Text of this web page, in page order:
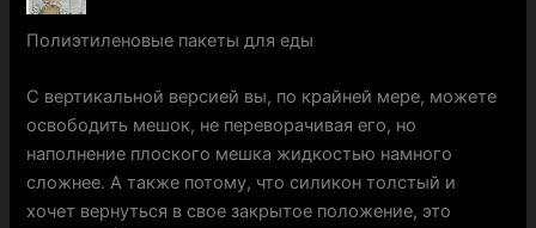
Полиэтиленовые пакеты для еды
С вертикальной версией вы, по крайней мере, можете
освободить мешок, не переворачивая его, но
наполнение плоского мешка жидкостью намного
сложнее. А также потому, что силикон толстый и
хочет вернуться в свое закрытое положение, это